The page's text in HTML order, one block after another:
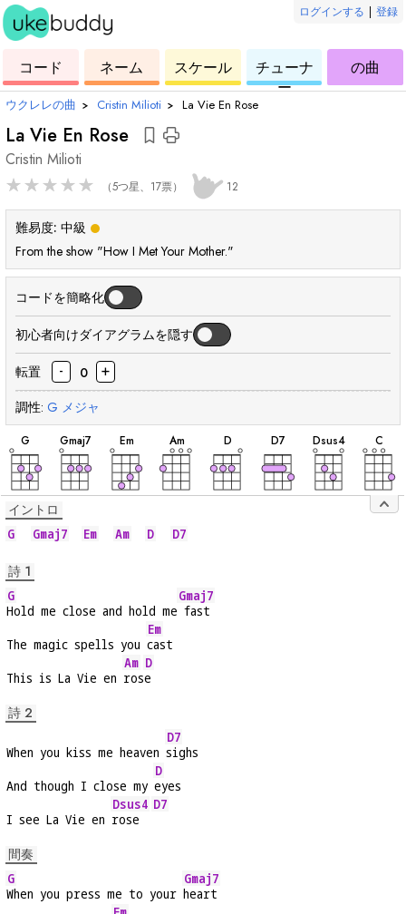
ログインする | 登録
ク
レ
レ
コード
コ
ー
ド
ネーム
ウ
ク
レ
レ
スケール
ク
レ
レ
チューナ
ー
ウ
ク
レ
の曲
ウクレレの曲 › Cristin Milioti › La Vie En Rose
La Vie En Rose
ド
Cristin Milioti
★ ★ ★ ★ ★ （5つ星、17票） 12
難易度: 中級
From the show "How I Met Your Mother."
コードを簡略化
初心者向けダイアグラムを隠す
転置 - 0 +
調性: G メジャ
G
和
Gmaj7
和
Em
和
Am
和
D
和
D7
和
Dsus4
和
C
和
イントロ
G Gmaj7 Em Am D D7
詩 1
G
Hold me close and hold me
Gmaj7
fast
The magic spells you
Em
cast
This is La Vie en
Am
ros
D
e
詩 2
When you kiss me heaven
D7
sighs
And though I close my
D
eyes
I see La Vie en
Dsus4
rose
D7
間奏
G
When you press me to your
Gmaj7
heart